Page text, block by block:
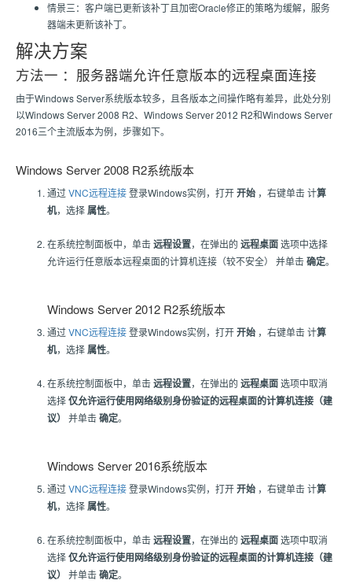
情景三：客户端已更新该补丁且加密Oracle修正的策略为缓解，服务
器端未更新该补丁。
解决方案
方法一 ：服务器端允许任意版本的远程桌面连接
由于Windows Server系统版本较多，且各版本之间操作略有差异，此处分别
以Windows Server 2008 R2、Windows Server 2012 R2和Windows Server
2016三个主流版本为例，步骤如下。
Windows Server 2008 R2系统版本
通过VNC远程连接登录Windows实例，打开开始 ，右键单击 计算
机，选择属性。
在系统控制面板中，单击远程设置，在弹出的 远程桌面选项中选择
允许运行任意版本远程桌面的计算机连接（较不安全） 并单击确定。
Windows Server 2012 R2系统版本
通过VNC远程连接登录Windows实例，打开开始 ，右键单击 计算
机，选择属性。
在系统控制面板中，单击远程设置，在弹出的 远程桌面选项中取消
选择仅允许运行使用网络级别身份验证的远程桌面的计算机连接（建
议） 并单击确定。
Windows Server 2016系统版本
通过VNC远程连接登录Windows实例，打开开始 ，右键单击 计算
机，选择属性。
在系统控制面板中，单击远程设置，在弹出的 远程桌面选项中取消
选择仅允许运行使用网络级别身份验证的远程桌面的计算机连接（建
议） 并单击确定。